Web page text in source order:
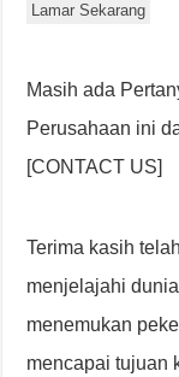
Lamar Sekarang
Masih ada
Perusahaan ini
[CONTACT US]
Terima kasih
menjelajahi
menemukan
mencapai tujuan